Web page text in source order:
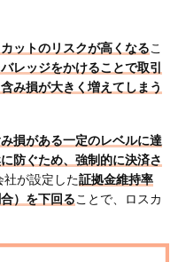
ットのリスクが高くなるこ
バレッジをかけることで取引
み損が大きく増えてしまう
損がある一定のレベルに達
防ぐため、強制的に決済さ
社が設定した証拠金維持率
）を下回ることで、ロスカ